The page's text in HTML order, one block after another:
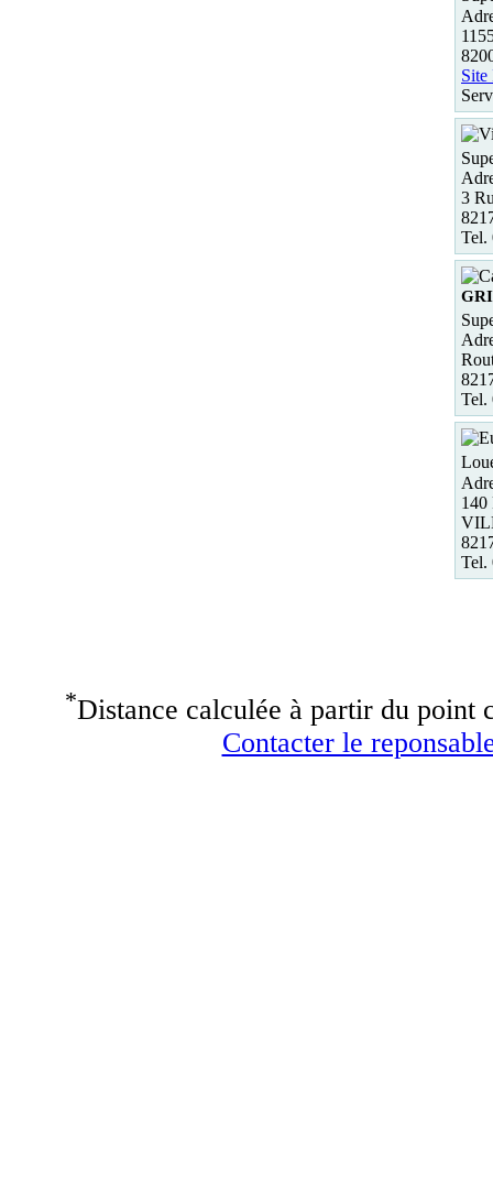
Site
3
Tel.
Tel.
Tel.
*Distance calculée à partir du point
Contacter le